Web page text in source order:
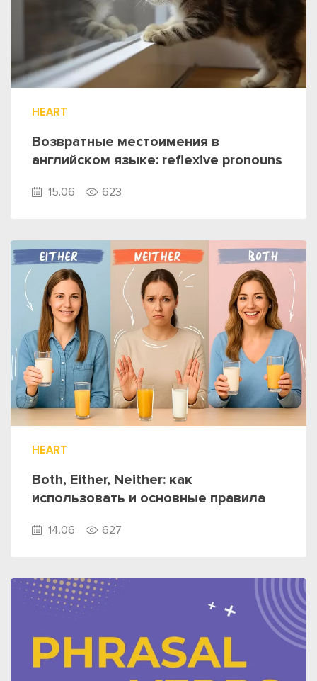
HEART
Возвратные местоимения в
английском языке: reflexive pronouns
15.06 623
HEART
Both, Either, Neither: как
использовать и основные правила
14.06 627